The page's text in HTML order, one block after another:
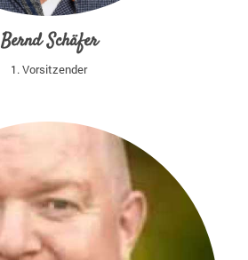
Bernd Schäfer
1. Vorsitzender